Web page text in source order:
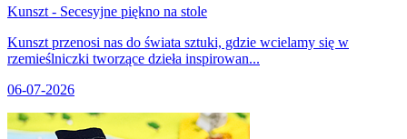
Kunszt - Secesyjne piękno na stole
Kunszt przenosi nas do świata sztuki, gdzie wcielamy się w
rzemieślniczki tworzące dzieła inspirowan...
06-07-2026